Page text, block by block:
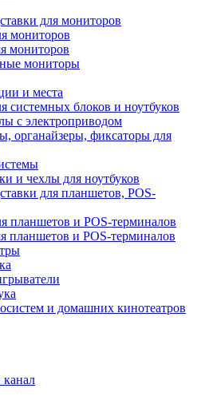
для мониторов
мониторов
мониторов
мониторы
и места
системных блоков и ноутбуков
с электроприводом
органайзеры, фиксаторы для
и чехлы для ноутбуков
для планшетов, POS-
планшетов и POS-терминалов
планшетов и POS-терминалов
и домашних кинотеатров